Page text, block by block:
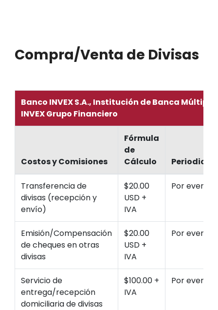
Compra/Venta de Divisas
Banco INVEX S.A., Institución de Banca Múltiple,
INVEX Grupo Financiero
Costos y Comisiones
Fórmula
de
Cálculo
Transferencia de
divisas (recepción y
envío)
$20.00
USD +
IVA
Por evento
Emisión/Compensación
de cheques en otras
divisas
$20.00
USD +
IVA
Por evento
Servicio de
entrega/recepción
domiciliaria de divisas
$100.00 +
IVA
Por evento